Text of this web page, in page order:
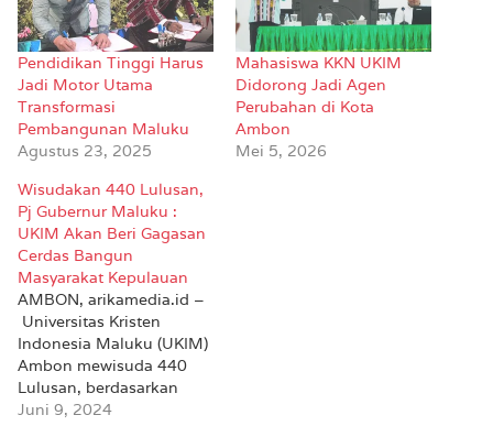
Pendidikan Tinggi Harus
Jadi Motor Utama
Transformasi
Pembangunan Maluku
Agustus 23, 2025
Mahasiswa KKN UKIM
Didorong Jadi Agen
Perubahan di Kota
Ambon
Mei 5, 2026
Wisudakan 440 Lulusan,
Pj Gubernur Maluku :
UKIM Akan Beri Gagasan
Cerdas Bangun
Masyarakat Kepulauan
AMBON, arikamedia.id –
Universitas Kristen
Indonesia Maluku (UKIM)
Ambon mewisuda 440
Lulusan, berdasarkan
pada Keputusan Rektor
Juni 9, 2024